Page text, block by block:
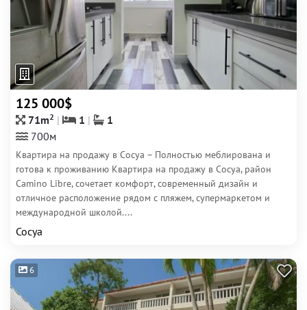
125 000$
71m2 1
1
700м
Квартира на продажу в Сосуа – Полностью меблирована и
готова к проживанию Квартира на продажу в Сосуа, район
Camino Libre, сочетает комфорт, современный дизайн и
отличное расположение рядом с пляжем, супермаркетом и
международной школой....
Сосуа
6